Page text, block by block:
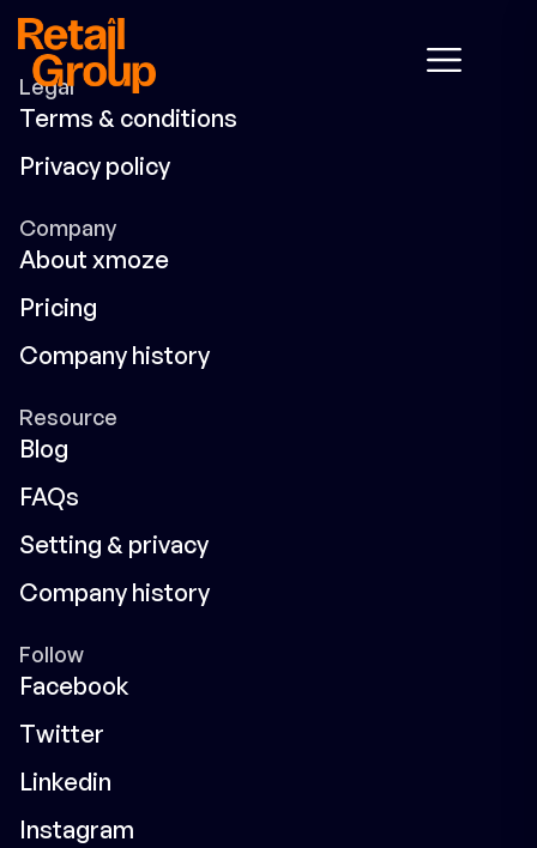
Legal
Terms & conditions
Privacy policy
Company
About xmoze
Pricing
Company history
Resource
Blog
FAQs
Setting & privacy
Company history
Follow
Facebook
Twitter
Linkedin
Instagram